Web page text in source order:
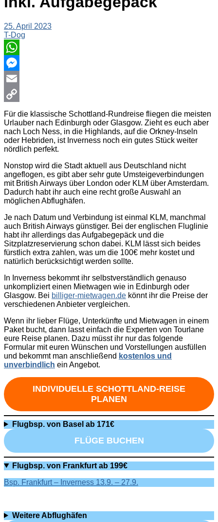
25. April 2023
T-Dog
WhatsApp
Messenger
Email
Copy
Link
Für die klassische Schottland-Rundreise fliegen die meisten
Urlauber nach Edinburgh oder Glasgow. Zieht es euch aber
nach Loch Ness, in die Highlands, auf die Orkney-Inseln
oder Hebriden, ist Inverness noch ein gutes Stück weiter
nördlich perfekt.
Nonstop wird die Stadt aktuell aus Deutschland nicht
angeflogen, es gibt aber sehr gute Umsteigeverbindungen
mit British Airways über London oder KLM über Amsterdam.
Dadurch habt ihr auch eine recht große Auswahl an
möglichen Abflughäfen.
Je nach Datum und Verbindung ist einmal KLM, manchmal
auch British Airways günstiger. Bei der englischen Fluglinie
habt ihr allerdings das Aufgabegepäck und die
Sitzplatzreservierung schon dabei. KLM lässt sich beides
fürstlich extra zahlen, was um die 100€ mehr kostet und
natürlich berücksichtigt werden sollte.
In Inverness bekommt ihr selbstverständlich genauso
unkompliziert einen Mietwagen wie in Edinburgh oder
Glasgow. Bei billiger-mietwagen.de könnt ihr die Preise der
verschiedenen Anbieter vergleichen.
Wenn ihr lieber Flüge, Unterkünfte und Mietwagen in einem
Paket bucht, dann lasst einfach die Experten von Tourlane
eure Reise planen. Dazu müsst ihr nur das folgende
Formular mit euren Wünschen und Vorstellungen ausfüllen
und bekommt man anschließend kostenlos und
unverbindlich ein Angebot.
INDIVIDUELLE SCHOTTLAND-REISE
PLANEN
Flugbsp. von Basel ab 171€
FLÜGE BUCHEN
Flugbsp. von Frankfurt ab 199€
Bsp. Frankfurt – Inverness 13.9. – 27.9.
Weitere Abflughäfen